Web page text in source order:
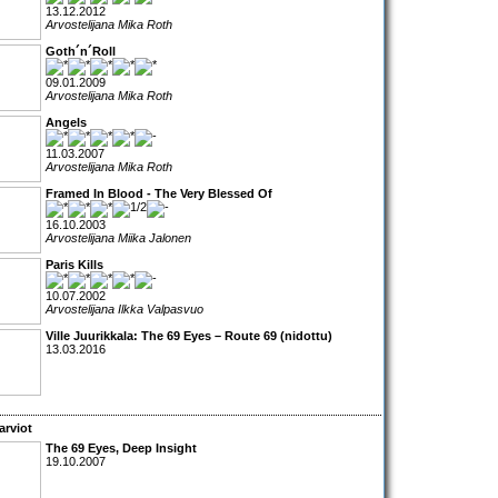
13.12.2012
Arvostelijana Mika Roth
Goth´n´Roll
09.01.2009
Arvostelijana Mika Roth
Angels
11.03.2007
Arvostelijana Mika Roth
Framed In Blood - The Very Blessed Of
16.10.2003
Arvostelijana Miika Jalonen
Paris Kills
10.07.2002
Arvostelijana Ilkka Valpasvuo
Ville Juurikkala: The 69 Eyes – Route 69 (nidottu)
13.03.2016
The 69 Eyes, Deep Insight
19.10.2007